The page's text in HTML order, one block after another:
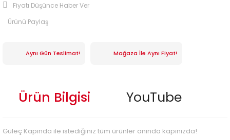
Fiyatı Düşünce Haber Ver
Ürünü Paylaş
Aynı Gün Teslimat! Mağaza İle Aynı Fiyat!
Ürün Bilgisi YouTube
Güleç Kapında ile istediğiniz tüm ürünler anında kapınızda!